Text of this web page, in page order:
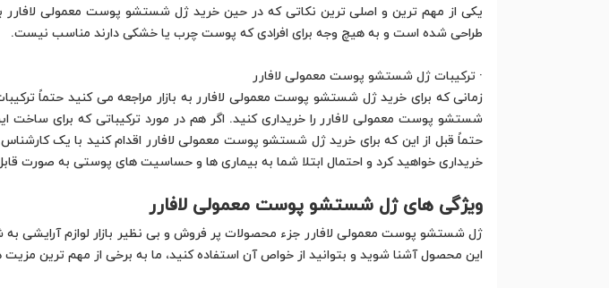
یکی از مهم ترین و اصلی ترین نکاتی که در حین خرید ژل شستشو پوست معمولی
طراحی شده است و به هیچ وجه برای افرادی که پوست چرب یا خشکی دارند مناسب نیست.
· ترکیبات ژل شستشو پوست معمولی لافارر
زمانی که برای خرید ژل شستشو پوست معمولی لافارر به بازار مراجعه می کنید حتماً
شستشو پوست معمولی لافارر را خریداری کنید. اگر هم در مورد ترکیباتی که برای ساخت
حتماً قبل از این که برای خرید ژل شستشو پوست معمولی لافارر اقدام کنید با یک
خریداری خواهید کرد و احتمال ابتلا شما به بیماری ها و حساسیت های پوستی به صورت
ویژگی های ژل شستشو پوست معمولی لافارر
ژل شستشو پوست معمولی لافارر جزء محصولات پر فروش و بی نظیر بازار لوازم آرایشی
این محصول آشنا شوید و بتوانید از خواص آن استفاده کنید، ما به برخی از مهم ترین